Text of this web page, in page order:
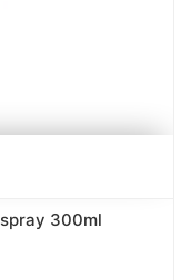
300ml